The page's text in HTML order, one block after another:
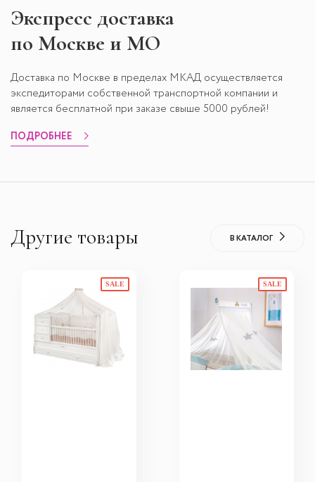
Экспресс доставка
по Москве и МО
Доставка по Москве в пределах МКАД осуществляется
экспедиторами собственной транспортной компании и
является бесплатной при заказе свыше 5000 рублей!
ПОДРОБНЕЕ
Другие товары В КАТАЛОГ
SALE SALE